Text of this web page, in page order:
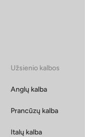
Užsienio kalbos
Anglų kalba
Prancūzų kalba
Italų kalba